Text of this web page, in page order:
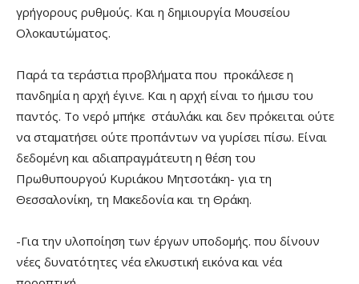
γρήγορους ρυθμούς. Και η δημιουργία Μουσείου
Ολοκαυτώματος.
Παρά τα τεράστια προβλήματα που προκάλεσε η
πανδημία η αρχή έγινε. Και η αρχή είναι το ήμισυ του
παντός. Το νερό μπήκε στ΄αυλάκι και δεν πρόκειται ούτε
να σταματήσει ούτε προπάντων να γυρίσει πίσω. Είναι
δεδομένη και αδιαπραγμάτευτη η θέση του
Πρωθυπουργού Κυριάκου Μητσοτάκη- για τη
Θεσσαλονίκη, τη Μακεδονία και τη Θράκη.
-Για την υλοποίηση των έργων υποδομής. που δίνουν
νέες δυνατότητες νέα ελκυστική εικόνα και νέα